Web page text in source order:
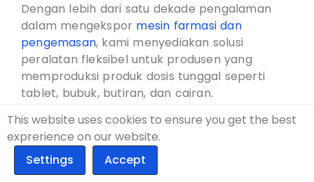
Dengan lebih dari satu dekade pengalaman
dalam mengekspor mesin farmasi dan
pengemasan, kami menyediakan solusi
peralatan fleksibel untuk produsen yang
memproduksi produk dosis tunggal seperti
tablet, bubuk, butiran, dan cairan.
Rangkaian produk kami meliputi mesin
pengemas blister dan mesin pengemas stick,
memungkinkan produsen memilih format
kemasan yang paling sesuai berdasarkan jenis
This website uses cookies to ensure you get the best
exprerience on our website.